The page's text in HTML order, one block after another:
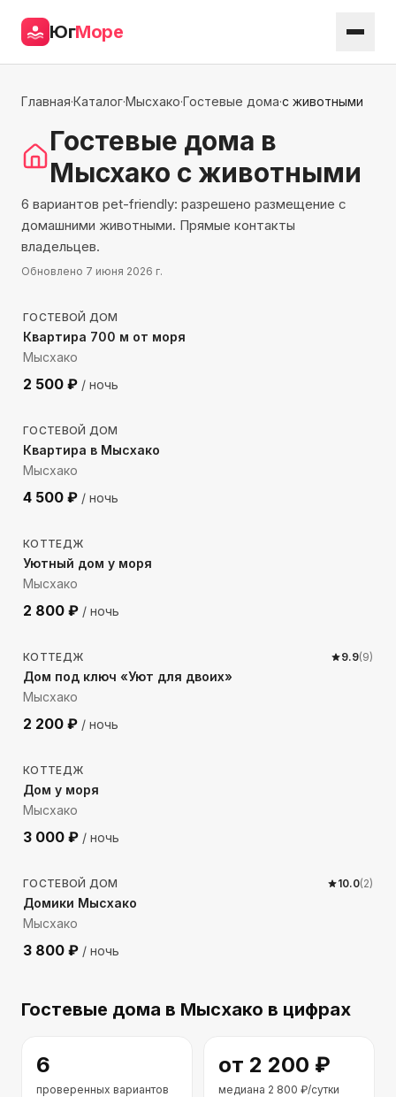
ЮгМоре
Главная·Каталог·Мысхако·Гостевые дома·с животными
Гостевые дома в
Мысхако с животными
6 вариантов pet-friendly: разрешено размещение с
домашними животными. Прямые контакты
владельцев.
Обновлено 7 июня 2026 г.
732м до моря
ГОСТЕВОЙ ДОМ
Квартира 700 м от моря
Мысхако
2 500 ₽ / ночь
730м до моря
ГОСТЕВОЙ ДОМ
Квартира в Мысхако
Мысхако
4 500 ₽ / ночь
893м до моря
КОТТЕДЖ
Уютный дом у моря
Мысхако
2 800 ₽ / ночь
1245 м до моря
КОТТЕДЖ 9.9(9)
Дом под ключ «Уют для двоих»
Мысхако
2 200 ₽ / ночь
346м до моря
КОТТЕДЖ
Дом у моря
Мысхако
3 000 ₽ / ночь
298м до моря
ГОСТЕВОЙ ДОМ 10.0(2)
Домики Мысхако
Мысхако
3 800 ₽ / ночь
Гостевые дома в Мысхако в цифрах
6
проверенных вариантов
от 2 200 ₽
медиана 2 800 ₽/сутки